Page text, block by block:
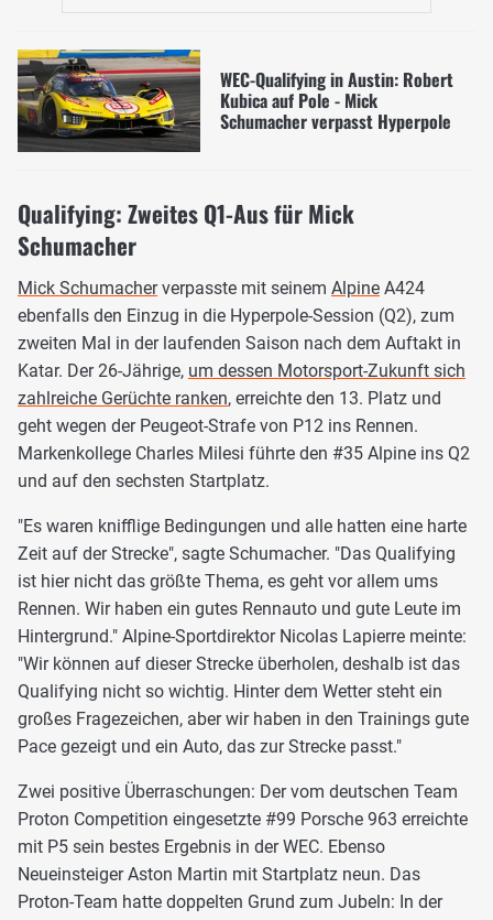
WEC-Qualifying in Austin: Robert
Kubica auf Pole - Mick
Schumacher verpasst Hyperpole
Qualifying: Zweites Q1-Aus für Mick
Schumacher
Mick Schumacherverpasste mit seinem Alpine A424
ebenfalls den Einzug in die Hyperpole-Session (Q2), zum
zweiten Mal in der laufenden Saison nach dem Auftakt in
Katar. Der 26-Jährige, um dessen Motorsport-Zukunft sich
zahlreiche Gerüchte ranken, erreichte den 13. Platz und
geht wegen der Peugeot-Strafe von P12 ins Rennen.
Markenkollege Charles Milesi führte den #35 Alpine ins Q2
und auf den sechsten Startplatz.
"Es waren knifflige Bedingungen und alle hatten eine harte
Zeit auf der Strecke", sagte Schumacher. "Das Qualifying
ist hier nicht das größte Thema, es geht vor allem ums
Rennen. Wir haben ein gutes Rennauto und gute Leute im
Hintergrund." Alpine-Sportdirektor Nicolas Lapierre meinte:
"Wir können auf dieser Strecke überholen, deshalb ist das
Qualifying nicht so wichtig. Hinter dem Wetter steht ein
großes Fragezeichen, aber wir haben in den Trainings gute
Pace gezeigt und ein Auto, das zur Strecke passt."
Zwei positive Überraschungen: Der vom deutschen Team
Proton Competition eingesetzte #99 Porsche 963 erreichte
mit P5 sein bestes Ergebnis in der WEC. Ebenso
Neueinsteiger Aston Martin mit Startplatz neun. Das
Proton-Team hatte doppelten Grund zum Jubeln: In der